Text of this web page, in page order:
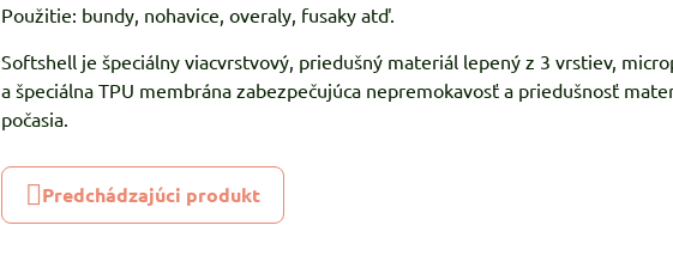
Použitie: bundy, nohavice, overaly, fusaky atď.
Softshell je špeciálny viacvrstvový, priedušný materiál lepený z 3 vrstiev,
a špeciálna TPU membrána zabezpečujúca nepremokavosť a priedušnosť
počasia.
Predchádzajúci produkt